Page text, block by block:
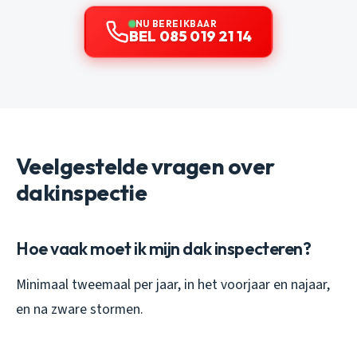
NU BEREIKBAAR
BEL 085 019 21 14
Veelgestelde vragen over
dakinspectie
Hoe vaak moet ik mijn dak inspecteren?
Minimaal tweemaal per jaar, in het voorjaar en najaar,
en na zware stormen.